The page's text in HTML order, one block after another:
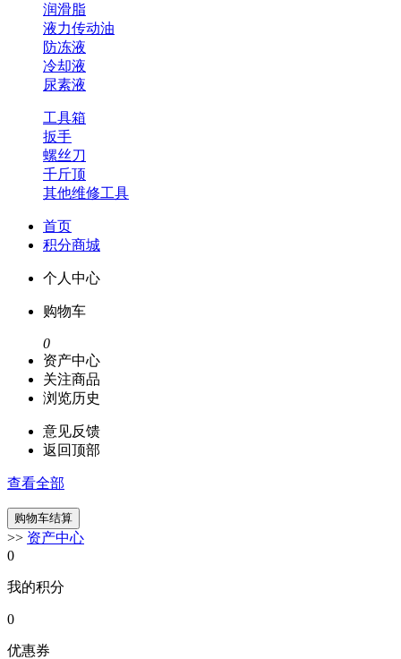
润滑脂
液力传动油
防冻液
冷却液
尿素液
工具箱
扳手
螺丝刀
千斤顶
其他维修工具
首页
积分商城
个人中心
购物车
0
资产中心
关注商品
浏览历史
意见反馈
返回顶部
查看全部
>> 资产中心
0
我的积分
0
优惠券